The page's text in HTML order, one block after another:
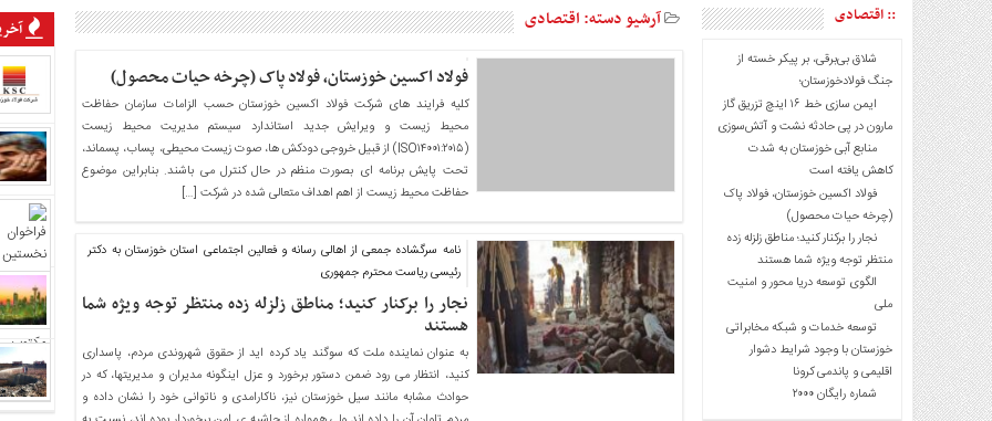
دسترسی
سریع
استخدام
ارسال
خبر
شرایط
استفاده
ثبت
نام
ورود
به
سایت
اخبار
سایت
در روزهایی که هنوز گرد و غبار جنگ چهل‌روزه دشمن از شانه‌های
صنعت این سرزمین فرو ننشسته، برخی واحدهای بزرگ و حیاتی، مانند
فولاد خوزستان، همچنان با زخم‌های باز و عمیق ایستاده‌اند؛ زخم‌هایی
که نه از جنس آمار و گزارش، بلکه از جنس دیوارهای ترک‌خورده،
خطوط آسیب‌دیده، تجهیزات ازکارافتاده و امیدهایی است که برای
بازگشت به مدار، به نفسِ برق نیاز دارند. اینجا سخن از تولید نیست؛
سخن از بازسازی است، از احیای آنچه آسیب
خط ۱۶ اینچ خروجی ایستگاه تزریق گاز مارون که روز چهارشنبه ۲۶ آبان
دچار نشت جزئی و آتش سوزی شده بود، بلافاصله توسط کارگروه
ایمنی و عملیاتی شرکت بهره‌برداری نفت و گاز مارون ایمن سازی شد.
به گزارش روابط عمومی شرکت بهره‌برداری نفت و گاز مارون، بر اساس
ارزیابی کارشناسان، این حادثه در پی خوردگی و نشت جزئی خط مذکور
در مکانی خارج از محدوده شهری و روستایی منطقه روی داد. گفتنی
است این حادثه تلفات جانی در پی نداشته و هیچ گونه آسیبی
:: اقتصادی
شلاق‌ بی‌برقی، بر پیکر خسته‌ از
جنگ فولادخوزستان؛
ایمن سازی خط ۱۶ اینچ تزریق گاز
مارون در پی حادثه نشت و آتش‌سوزی
منابع آبی خوزستان به شدت
کاهش یافته است
فولاد اکسین خوزستان، فولاد پاک
(چرخه حیات محصول)
نجار را برکنار کنید؛ مناطق زلزله زده
منتظر توجه ویژه شما هستند
الگوی توسعه دریا محور و امنیت
ملی
توسعه خدمات و شبکه مخابراتی
خوزستان با وجود شرایط دشوار
اقلیمی و پاندمی کرونا
شماره رایگان ۲۰۰۰
آرشیو دسته: اقتصادی
فولاد اکسین خوزستان، فولاد پاک (چرخه حیات محصول)
کلیه فرایند های شرکت فولاد اکسین خوزستان حسب الزامات سازمان حفاظت
محیط زیست و ویرایش جدید استاندارد سیستم مدیریت محیط زیست
(ISO۱۴۰۰۱:۲۰۱۵) از قبیل خروجی دودکش ها، صوت زیست محیطی، پساب، پسماند،
تحت پایش برنامه ای بصورت منظم در حال کنترل می باشند. بنابراین موضوع
حفاظت محیط زیست از اهم اهداف متعالی شده در شرکت […]
نامه سرگشاده جمعی از اهالی رسانه و فعالین اجتماعی استان خوزستان به دکتر
رئیسی ریاست محترم جمهوری
نجار را برکنار کنید؛ مناطق زلزله زده منتظر توجه ویژه شما
هستند
به عنوان نماینده ملت که سوگند یاد کرده اید از حقوق شهروندی مردم، پاسداری
کنید، انتظار می رود ضمن دستور برخورد و عزل اینگونه مدیران و مدیریتها، که در
حوادث مشابه مانند سیل خوزستان نیز، ناکارامدی و ناتوانی خود را نشان داده و